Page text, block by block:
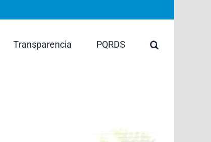
Transparencia PQRDS